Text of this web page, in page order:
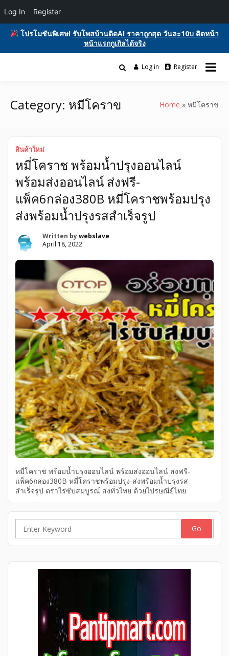
โปรโมชันพิเศษ! รับโพสบ้านติดAI ราคาถูกสุด วันละ10บ ติดหน้า
หน้าแรกกูเกิลได้จริง
หน้าแรกกูเกิล ฟรีประกาศขายบ้านที่ดิน
บริการ
รับโพสต์เว็บบอร์ด ติดAI ตลาดซื้อขาย ฟรีประกาศ ติดgooglesหน้า1ฟรี
Log in Register
Category: หมีโคราข Home หมีโคราข
สินค้าใหม่
หมี่โคราช พร้อมน้ำปรุงออนไลน์
พร้อมส่งออนไลน์ ส่งฟรี-
แพ็ค6กล่อง380B หมี่โคราชพร้อมปรุง
ส่งพร้อมน้ำปรุงรสสำเร็จรูป
Written bywebslave
April 18, 2022
หมี่โคราช พร้อมน้ำปรุงออนไลน์ พร้อมส่งออนไลน์ ส่งฟรี-
แพ็ค6กล่อง380B หมี่โคราชพร้อมปรุง-ส่งพร้อมน้ำปรุงรส
สำเร็จรูป ตราไร่ซับสมบูรณ์ ส่งทั่วไทย ด้วยไปรษณีย์ไทย
Search
Log In Register